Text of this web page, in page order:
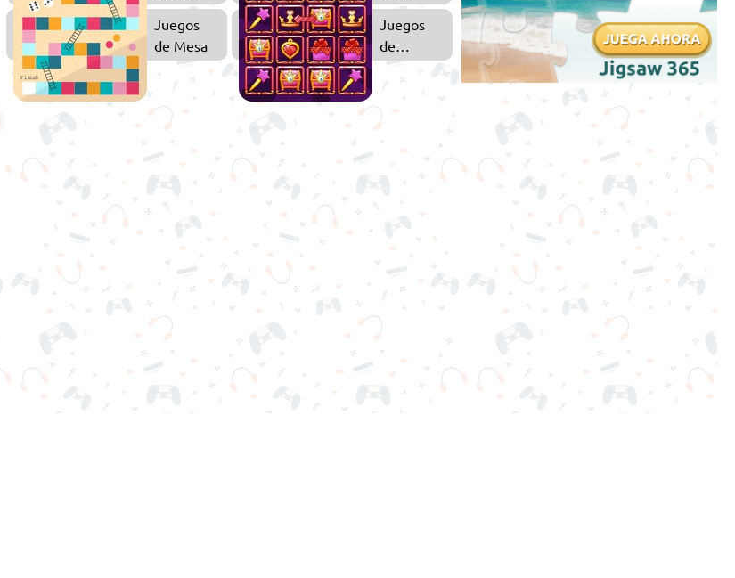
Niños
Decorar
Casas
Juegos
de
2
Jugadores
Juegos
de Mesa
Juegos
de
Combinar